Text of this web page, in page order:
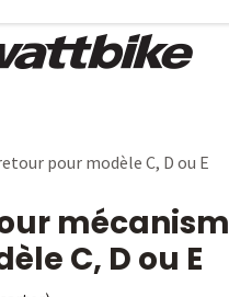
pour modèle C, D ou E
C, D ou E